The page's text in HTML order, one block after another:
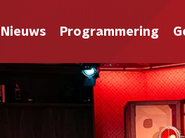
Nieuws Programmering